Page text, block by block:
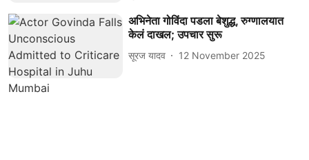
अभिनेता गोविंदा पडला बेशुद्ध, रुग्णालयात
केलं दाखल; उपचार सुरू
सूरज यादव 12 November 2025